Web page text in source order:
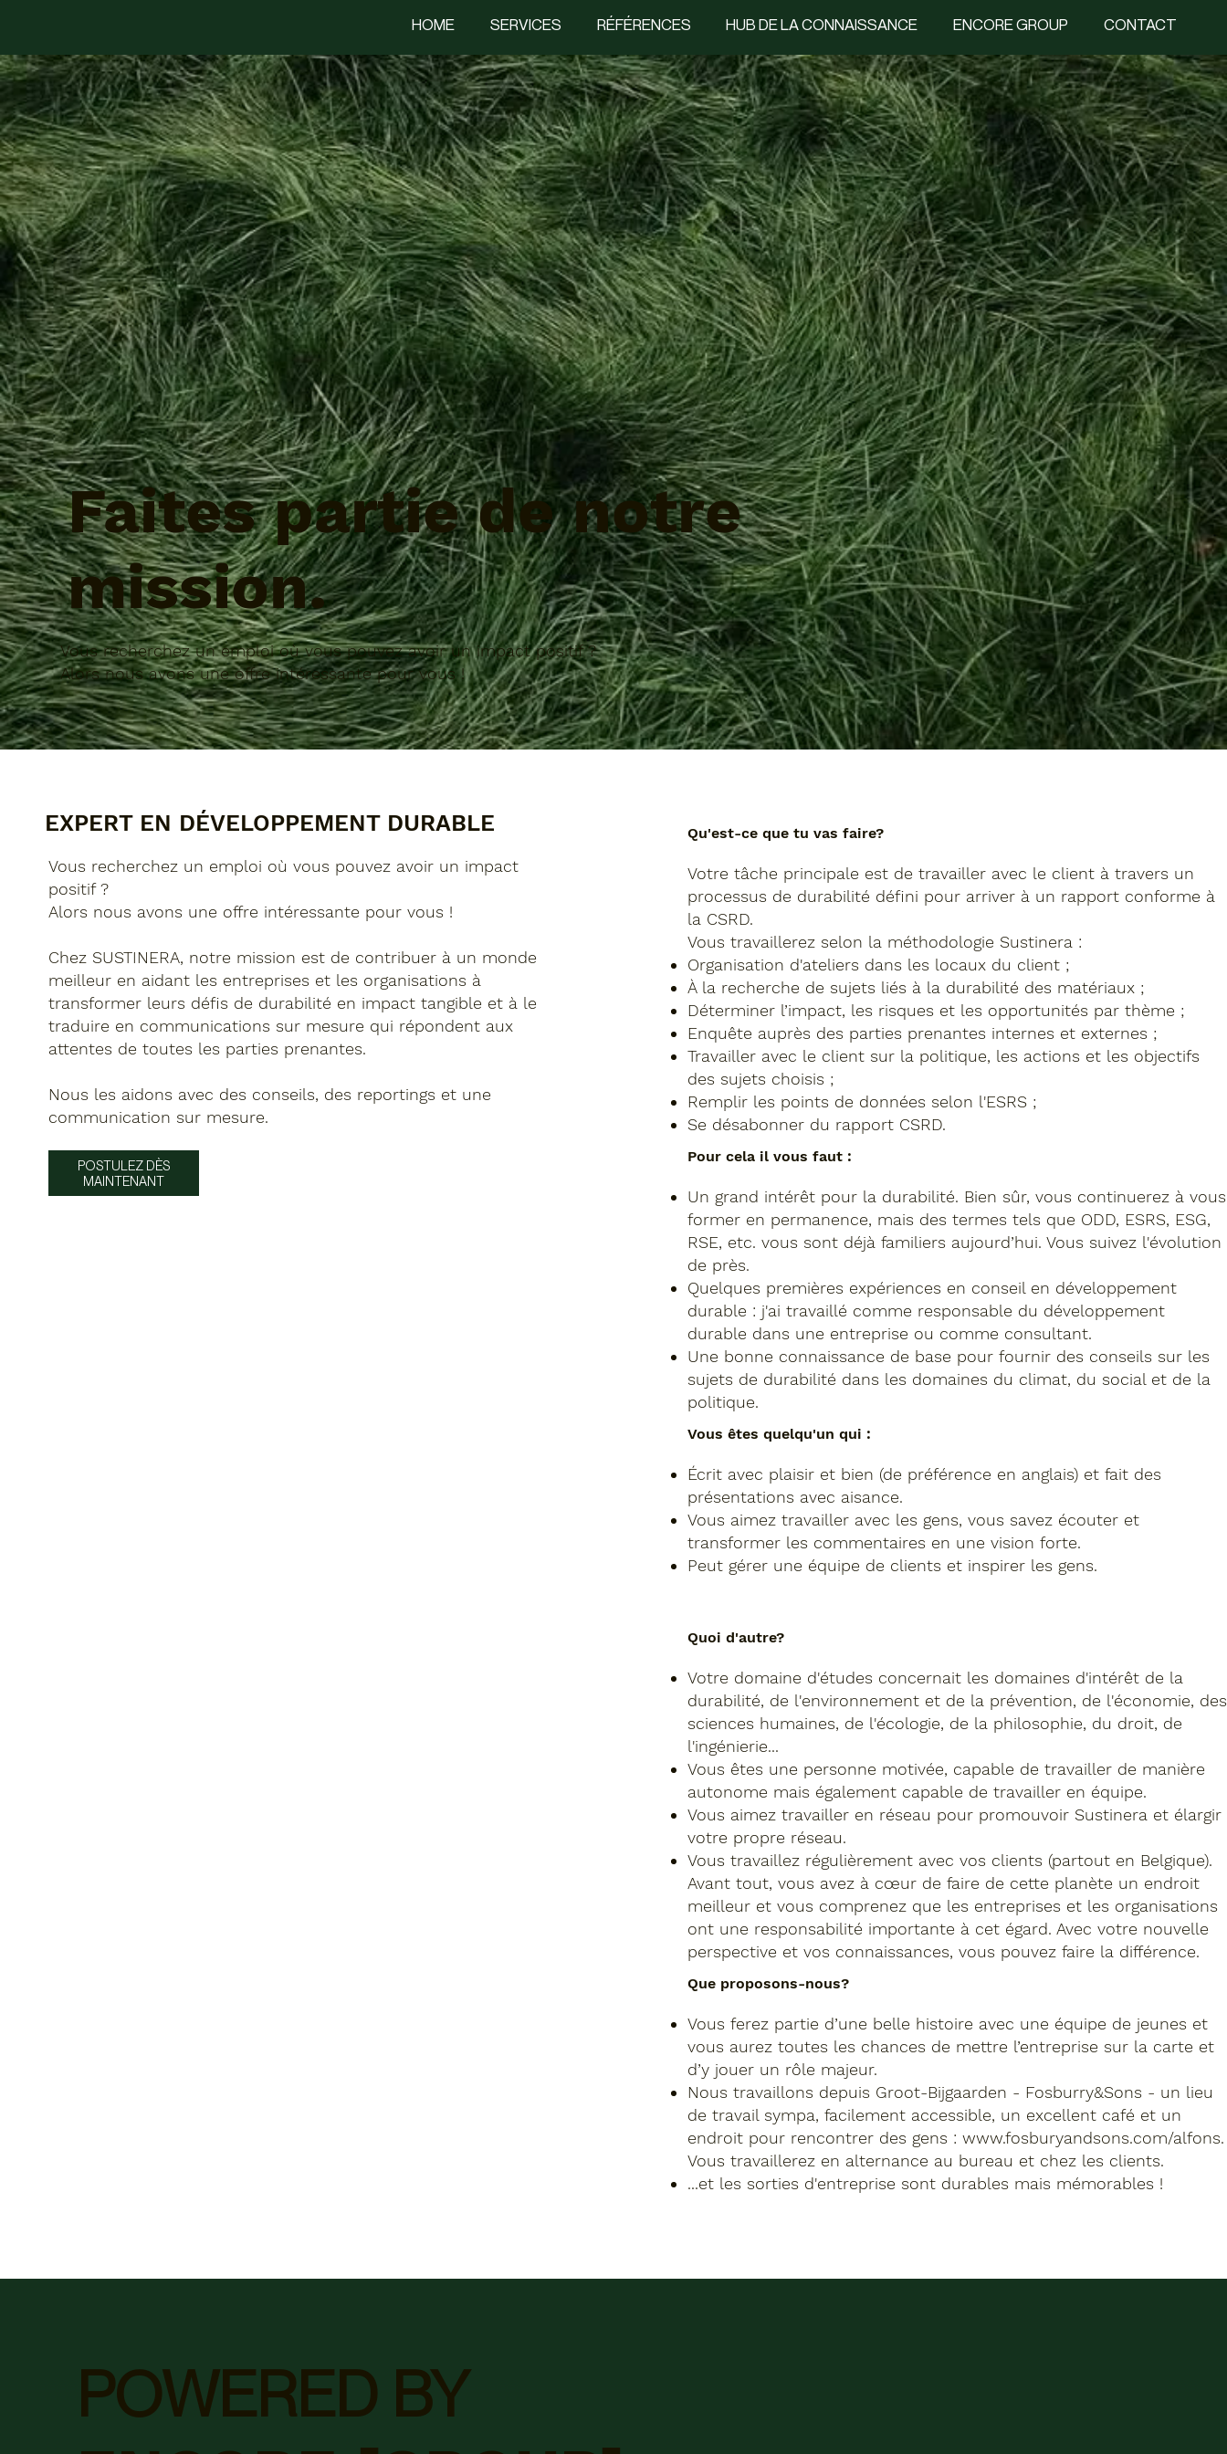
CONTACT
ENCORE GROUP
HUB DE LA CONNAISSANCE
RÉFÉRENCES
SERVICES
HOME
Faites partie de notre
mission.
Vous recherchez un emploi où vous pouvez avoir un impact positif ?
Alors nous avons une offre intéressante pour vous !
EXPERT EN DÉVELOPPEMENT DURABLE
Vous recherchez un emploi où vous pouvez avoir un impact
positif ?
Alors nous avons une offre intéressante pour vous !
Chez SUSTINERA, notre mission est de contribuer à un monde
meilleur en aidant les entreprises et les organisations à
transformer leurs défis de durabilité en impact tangible et à le
traduire en communications sur mesure qui répondent aux
attentes de toutes les parties prenantes.
Nous les aidons avec des conseils, des reportings et une
communication sur mesure.
POSTULEZ DÈS
MAINTENANT
Qu'est-ce que tu vas faire?
Votre tâche principale est de travailler avec le client à travers un
processus de durabilité défini pour arriver à un rapport conforme à
la CSRD.
Vous travaillerez selon la méthodologie Sustinera :
Organisation d'ateliers dans les locaux du client ;
À la recherche de sujets liés à la durabilité des matériaux ;
Déterminer l’impact, les risques et les opportunités par thème ;
Enquête auprès des parties prenantes internes et externes ;
Travailler avec le client sur la politique, les actions et les objectifs
des sujets choisis ;
Remplir les points de données selon l'ESRS ;
Se désabonner du rapport CSRD.
Pour cela il vous faut :
Un grand intérêt pour la durabilité. Bien sûr, vous continuerez à vous
former en permanence, mais des termes tels que ODD, ESRS, ESG,
RSE, etc. vous sont déjà familiers aujourd’hui. Vous suivez l'évolution
de près.
Quelques premières expériences en conseil en développement
durable : j'ai travaillé comme responsable du développement
durable dans une entreprise ou comme consultant.
Une bonne connaissance de base pour fournir des conseils sur les
sujets de durabilité dans les domaines du climat, du social et de la
politique.
Vous êtes quelqu'un qui :
Écrit avec plaisir et bien (de préférence en anglais) et fait des
présentations avec aisance.
Vous aimez travailler avec les gens, vous savez écouter et
transformer les commentaires en une vision forte.
Peut gérer une équipe de clients et inspirer les gens.
Quoi d'autre?
Votre domaine d'études concernait les domaines d'intérêt de la
durabilité, de l'environnement et de la prévention, de l'économie, des
sciences humaines, de l'écologie, de la philosophie, du droit, de
l'ingénierie...
Vous êtes une personne motivée, capable de travailler de manière
autonome mais également capable de travailler en équipe.
Vous aimez travailler en réseau pour promouvoir Sustinera et élargir
votre propre réseau.
Vous travaillez régulièrement avec vos clients (partout en Belgique).
Avant tout, vous avez à cœur de faire de cette planète un endroit
meilleur et vous comprenez que les entreprises et les organisations
ont une responsabilité importante à cet égard. Avec votre nouvelle
perspective et vos connaissances, vous pouvez faire la différence.
Que proposons-nous?
Vous ferez partie d’une belle histoire avec une équipe de jeunes et
vous aurez toutes les chances de mettre l’entreprise sur la carte et
d’y jouer un rôle majeur.
Nous travaillons depuis Groot-Bijgaarden - Fosburry&Sons - un lieu
de travail sympa, facilement accessible, un excellent café et un
endroit pour rencontrer des gens : www.fosburyandsons.com/alfons.
Vous travaillerez en alternance au bureau et chez les clients.
...et les sorties d'entreprise sont durables mais mémorables !
POWERED BY